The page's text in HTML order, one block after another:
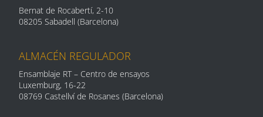
Bernat de Rocabertí, 2-10
08205 Sabadell (Barcelona)
ALMACÉN REGULADOR
Ensamblaje RT – Centro de ensayos
Luxemburg, 16-22
08769 Castellví de Rosanes (Barcelona)